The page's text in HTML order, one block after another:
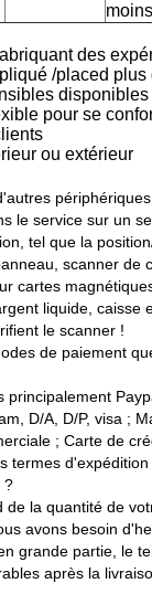
des
/placed plus
disponibles
pour se
ou extérieur
le service sur un
tel que la
scanner de
cartes
liquide, caisse
le scanner !
de paiement
principalement
D/A, D/P, visa ;
; Carte de
termes
?
de la quantité de
avons besoin
grande partie, le
après la